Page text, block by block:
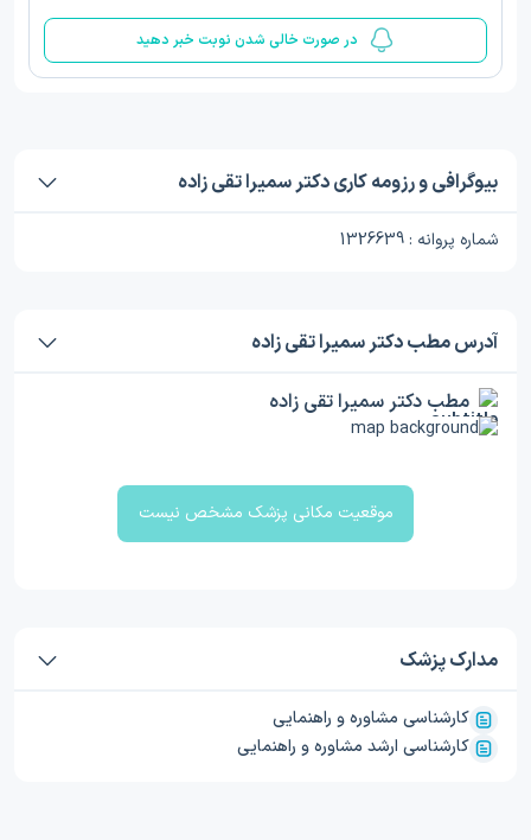
در صورت خالی شدن نوبت خبر دهید
بیوگرافی و رزومه کاری دکتر سمیرا تقی زاده
شماره پروانه : 1326639
آدرس مطب دکتر سمیرا تقی زاده
مطب دکتر سمیرا تقی زاده
موقعیت مکانی پزشک مشخص نیست
مدارک پزشک
کارشناسی مشاوره و راهنمایی
کارشناسی ارشد مشاوره و راهنمایی